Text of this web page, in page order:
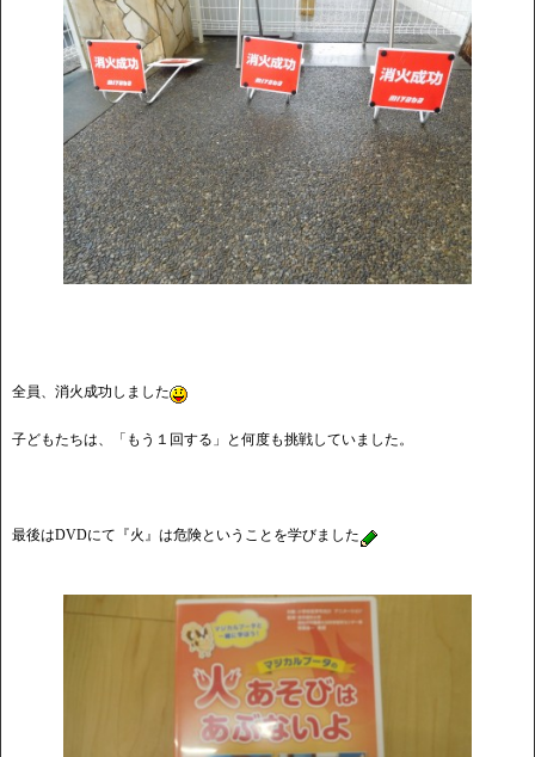
全員、消火成功しました
子どもたちは、「もう１回する」と何度も挑戦していました。
最後はDVDにて『火』は危険ということを学びました